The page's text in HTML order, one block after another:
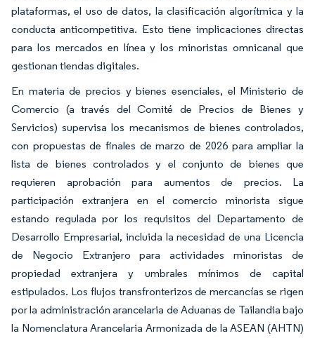
plataformas, el uso de datos, la clasificación algorítmica y la
conducta anticompetitiva. Esto tiene implicaciones directas
para los mercados en línea y los minoristas omnicanal que
gestionan tiendas digitales.
En materia de precios y bienes esenciales, el Ministerio de
Comercio (a través del Comité de Precios de Bienes y
Servicios) supervisa los mecanismos de bienes controlados,
con propuestas de finales de marzo de 2026 para ampliar la
lista de bienes controlados y el conjunto de bienes que
requieren aprobación para aumentos de precios. La
participación extranjera en el comercio minorista sigue
estando regulada por los requisitos del Departamento de
Desarrollo Empresarial, incluida la necesidad de una Licencia
de Negocio Extranjero para actividades minoristas de
propiedad extranjera y umbrales mínimos de capital
estipulados. Los flujos transfronterizos de mercancías se rigen
por la administración arancelaria de Aduanas de Tailandia bajo
la Nomenclatura Arancelaria Armonizada de la ASEAN (AHTN)